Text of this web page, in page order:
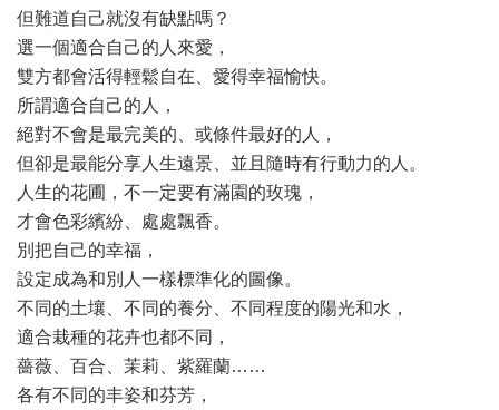
但難道自己就沒有缺點嗎？
選一個適合自己的人來愛，
雙方都會活得輕鬆自在、愛得幸福愉快。
所謂適合自己的人，
絕對不會是最完美的、或條件最好的人，
但卻是最能分享人生遠景、並且隨時有行動力的人。
人生的花圃，不一定要有滿園的玫瑰，
才會色彩繽紛、處處飄香。
別把自己的幸福，
設定成為和別人一樣標準化的圖像。
不同的土壤、不同的養分、不同程度的陽光和水，
適合栽種的花卉也都不同，
薔薇、百合、茉莉、紫羅蘭……
各有不同的丰姿和芬芳，